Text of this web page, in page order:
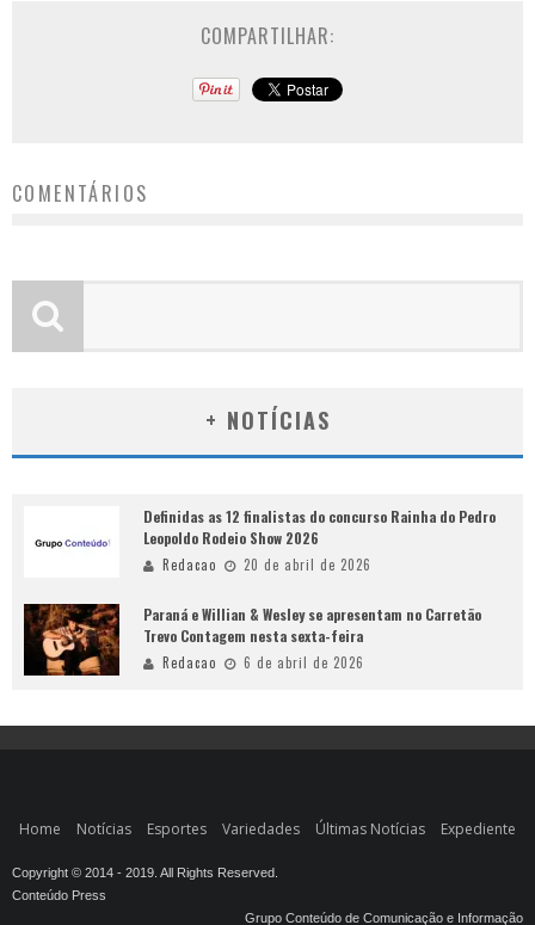
COMPARTILHAR:
COMENTÁRIOS
+ NOTÍCIAS
Definidas as 12 finalistas do concurso Rainha do Pedro
Leopoldo Rodeio Show 2026
Redacao 20 de abril de 2026
Paraná e Willian & Wesley se apresentam no Carretão
Trevo Contagem nesta sexta-feira
Redacao 6 de abril de 2026
Home Notícias Esportes Variedades Últimas Notícias Expediente
Copyright © 2014 - 2019. All Rights Reserved.
Conteúdo Press
Grupo Conteúdo de Comunicação e Informação